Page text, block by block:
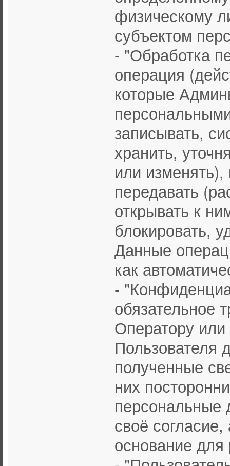
физическому
субъектом
- "Обработка
операция
которые
записывать,
хранить,
или изменять),
передавать
открывать к
блокировать,
Данные
как
-
обязательное
Оператору
Пользователя
полученные
них
персональные
своё согласие,
основание